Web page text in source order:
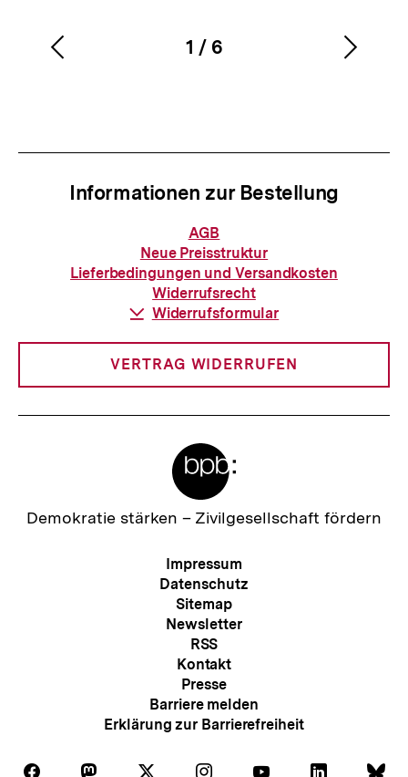
Karussellinhalt
1
von
/ 6
Vorherigen
Informationen zur Bestellung
Informationen
zur
Bestellung
AGB
Neue Preisstruktur
Lieferbedingungen und Versandkosten
Widerrufsrecht
Download-
Widerrufsformular
VERTRAG WIDERRUFEN
Zur
Demokratie stärken – Zivilgesellschaft fördern
Meta-
Navigation
Impressum
Datenschutz
Sitemap
Newsletter
RSS
Kontakt
Presse
Barriere melden
Erklärung zur Barrierefreiheit
Auf Auf